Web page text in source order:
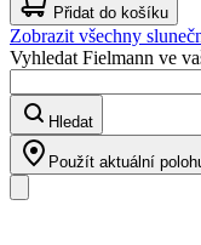
Přidat do košíku
Zobrazit všechny
Vyhledat Fielmann ve
Hledat
Použít aktuální